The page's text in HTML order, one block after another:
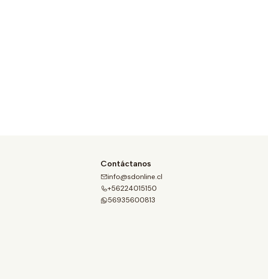
Contáctanos
info@sdonline.cl
+56224015150
56935600813